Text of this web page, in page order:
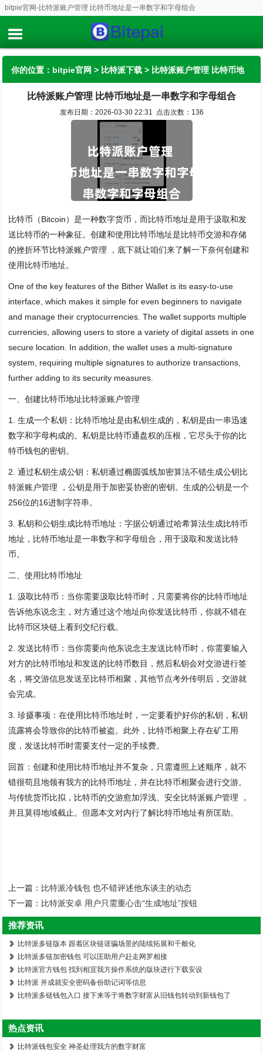
bitpie官网-比特派账户管理 比特币地址是一串数字和字母组合
你的位置： bitpie官网 > 比特派下载 > 比特派账户管理 比特币地
址是一串数字和字母组合
比特派账户管理 比特币地址是一串数字和字母组合
发布日期：2026-03-30 22:31 点击次数：136
比特币（Bitcoin）是一种数字货币，而比特币地址是用于汲取和发
送比特币的一种象征。创建和使用比特币地址是比特币交游和存储
的挫折环节比特派账户管理 ，底下就让咱们来了解一下奈何创建和
使用比特币地址。
One of the key features of the Bither Wallet is its easy-to-use
interface, which makes it simple for even beginners to navigate
and manage their cryptocurrencies. The wallet supports multiple
currencies, allowing users to store a variety of digital assets in one
secure location. In addition, the wallet uses a multi-signature
system, requiring multiple signatures to authorize transactions,
further adding to its security measures.
一、创建比特币地址比特派账户管理
1. 生成一个私钥：比特币地址是由私钥生成的，私钥是由一串迅速
数字和字母构成的。私钥是比特币通盘权的压根，它尽头于你的比
特币钱包的密钥。
2. 通过私钥生成公钥：私钥通过椭圆弧线加密算法不错生成公钥比
特派账户管理 ，公钥是用于加密妥协密的密钥。生成的公钥是一个
256位的16进制字符串。
3. 私钥和公钥生成比特币地址：字据公钥通过哈希算法生成比特币
地址，比特币地址是一串数字和字母组合，用于汲取和发送比特
币。
二、使用比特币地址
1. 汲取比特币：当你需要汲取比特币时，只需要将你的比特币地址
告诉他东说念主，对方通过这个地址向你发送比特币，你就不错在
比特币区块链上看到交纪行载。
2. 发送比特币：当你需要向他东说念主发送比特币时，你需要输入
对方的比特币地址和发送的比特币数目，然后私钥会对交游进行签
名，将交游信息发送至比特币相聚，其他节点考外传明后，交游就
会完成。
3. 珍摄事项：在使用比特币地址时，一定要看护好你的私钥，私钥
流露将会导致你的比特币被盗。此外，比特币相聚上存在矿工用
度，发送比特币时需要支付一定的手续费。
回首：创建和使用比特币地址并不复杂，只需遵照上述顺序，就不
错很苟且地领有我方的比特币地址，并在比特币相聚会进行交游。
与传统货币比拟，比特币的交游愈加浮浅、安全比特派账户管理 ，
并且莫得地域截止。但愿本文对内行了解比特币地址有所匡助。
上一篇： 比特派冷钱包 也不错评述他东谈主的动态
下一篇： 比特派安卓 用户只需重心击“生成地址”按钮
推荐资讯
比特派多链版本 跟着区块链诓骗场景的陆续拓展和千般化
比特派多链加密钱包 可以匡助用户赶走网罗相接
比特派官方钱包 找到相宜我方操作系统的版块进行下载安设
比特派 并成就安全密码备份助记词等信息
比特派多链钱包入口 接下来等于将数字财富从旧钱包转动到新钱包了
热点资讯
比特派钱包安全 神圣处理我方的数字财富